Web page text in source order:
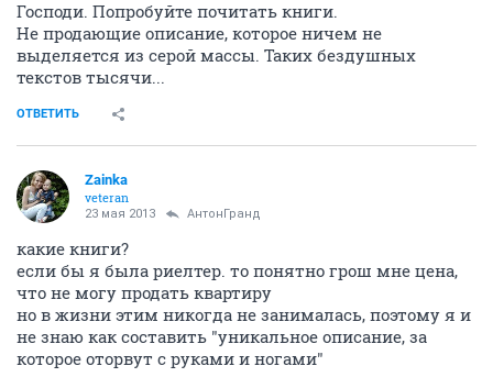
Господи. Попробуйте почитать книги.
Не продающие описание, которое ничем не
выделяется из серой массы. Таких бездушных
текстов тысячи...
ОТВЕТИТЬ
Zainka
veteran
23 мая 2013 АнтонГранд
какие книги?
если бы я была риелтер. то понятно грош мне цена,
что не могу продать квартиру
но в жизни этим никогда не занималась, поэтому я и
не знаю как составить "уникальное описание, за
которое оторвут с руками и ногами"